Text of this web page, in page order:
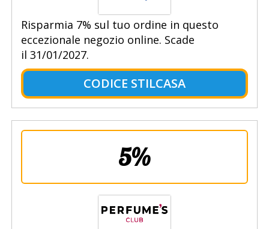
Risparmia 7% sul tuo ordine in questo
eccezionale negozio online. Scade
il 31/01/2027.
CODICE STILCASA
5%